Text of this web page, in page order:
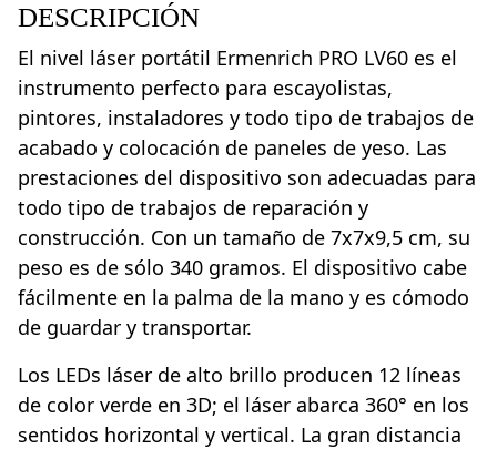
DESCRIPCIÓN
El nivel láser portátil Ermenrich PRO LV60 es el
instrumento perfecto para escayolistas,
pintores, instaladores y todo tipo de trabajos de
acabado y colocación de paneles de yeso. Las
prestaciones del dispositivo son adecuadas para
todo tipo de trabajos de reparación y
construcción. Con un tamaño de 7x7x9,5 cm, su
peso es de sólo 340 gramos. El dispositivo cabe
fácilmente en la palma de la mano y es cómodo
de guardar y transportar.
Los LEDs láser de alto brillo producen 12 líneas
de color verde en 3D; el láser abarca 360° en los
sentidos horizontal y vertical. La gran distancia